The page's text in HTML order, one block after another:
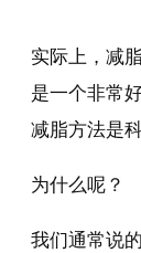
实际上，减
是一个非常
减脂方法是
为什么呢？
我们通常说